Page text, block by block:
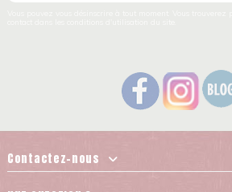
Contactez-nous